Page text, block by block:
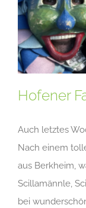
Hofener
Auch letztes
Nach einem
aus Berkheim,
Scillamännle,
bei